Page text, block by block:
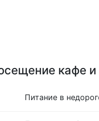
кафе и
Питание в